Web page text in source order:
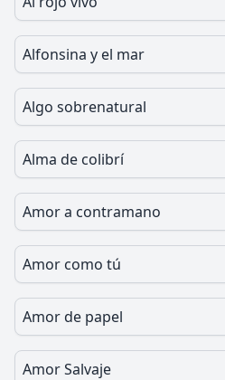
Alfonsina y el mar
Algo sobrenatural
Alma de colibrí
Amor a contramano
Amor como tú
Amor de papel
Amor Salvaje